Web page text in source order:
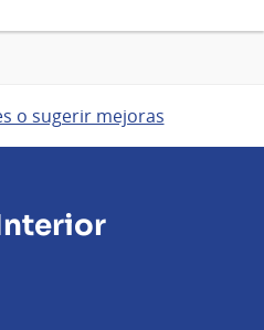
o sugerir mejoras